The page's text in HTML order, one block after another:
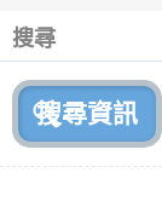
搜尋